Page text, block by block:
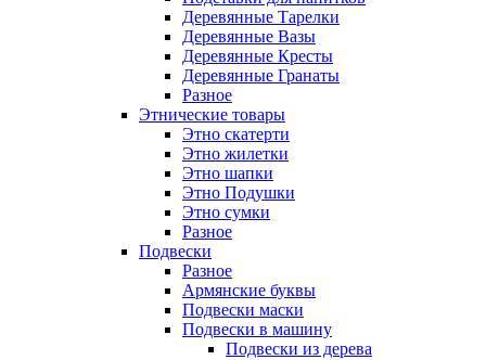
Деревянные Тарелки
Деревянные Вазы
Деревянные Кресты
Деревянные Гранаты
Разное
Этнические товары
Этно скатерти
Этно жилетки
Этно шапки
Этно Подушки
Этно сумки
Разное
Подвески
Разное
Армянские буквы
Подвески маски
Подвески в машину
Подвески из дерева